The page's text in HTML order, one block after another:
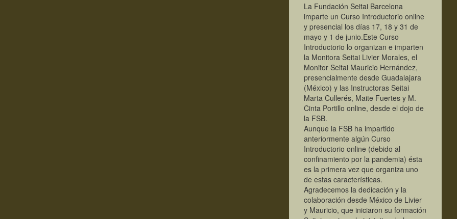
La Fundación Seitai Barcelona
imparte un Curso Introductorio online
y presencial los días 17, 18 y 31 de
mayo y 1 de junio.Este Curso
Introductorio lo organizan e imparten
la Monitora Seitai Livier Morales, el
Monitor Seitai Mauricio Hernández,
presencialmente desde Guadalajara
(México) y las Instructoras Seitai
Marta Cullerés, Maite Fuertes y M.
Cinta Portillo online, desde el dojo de
la FSB.
Aunque la FSB ha impartido
anteriormente algún Curso
Introductorio online (debido al
confinamiento por la pandemia) ésta
es la primera vez que organiza uno
de estas características.
Agradecemos la dedicación y la
colaboración desde México de Livier
y Mauricio, que iniciaron su formación